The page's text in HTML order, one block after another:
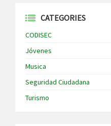
CATEGORIES
CODISEC
Jóvenes
Musica
Seguridad Ciudadana
Turismo